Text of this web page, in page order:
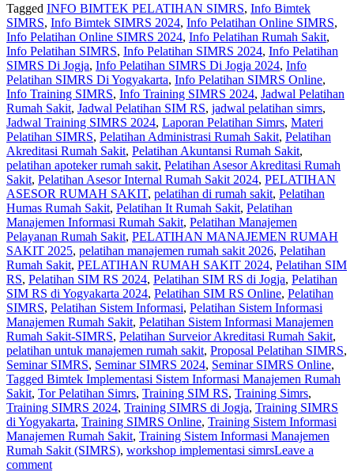
Tagged INFO BIMTEK PELATIHAN SIMRS, Info Bimtek
SIMRS, Info Bimtek SIMRS 2024, Info Pelatihan Online SIMRS,
Info Pelatihan Online SIMRS 2024, Info Pelatihan Rumah Sakit,
Info Pelatihan SIMRS, Info Pelatihan SIMRS 2024, Info Pelatihan
SIMRS Di Jogja, Info Pelatihan SIMRS Di Jogja 2024, Info
Pelatihan SIMRS Di Yogyakarta, Info Pelatihan SIMRS Online,
Info Training SIMRS, Info Training SIMRS 2024, Jadwal Pelatihan
Rumah Sakit, Jadwal Pelatihan SIM RS, jadwal pelatihan simrs,
Jadwal Training SIMRS 2024, Laporan Pelatihan Simrs, Materi
Pelatihan SIMRS, Pelatihan Administrasi Rumah Sakit, Pelatihan
Akreditasi Rumah Sakit, Pelatihan Akuntansi Rumah Sakit,
pelatihan apoteker rumah sakit, Pelatihan Asesor Akreditasi Rumah
Sakit, Pelatihan Asesor Internal Rumah Sakit 2024, PELATIHAN
ASESOR RUMAH SAKIT, pelatihan di rumah sakit, Pelatihan
Humas Rumah Sakit, Pelatihan It Rumah Sakit, Pelatihan
Manajemen Informasi Rumah Sakit, Pelatihan Manajemen
Pelayanan Rumah Sakit, PELATIHAN MANAJEMEN RUMAH
SAKIT 2025, pelatihan manajemen rumah sakit 2026, Pelatihan
Rumah Sakit‎, PELATIHAN RUMAH SAKIT 2024, Pelatihan SIM
RS, Pelatihan SIM RS 2024, Pelatihan SIM RS di Jogja, Pelatihan
SIM RS di Yogyakarta 2024, Pelatihan SIM RS Online, Pelatihan
SIMRS, Pelatihan Sistem Informasi, Pelatihan Sistem Informasi
Manajemen Rumah Sakit, Pelatihan Sistem Informasi Manajemen
Rumah Sakit-SIMRS, Pelatihan Surveior Akreditasi Rumah Sakit,
pelatihan untuk manajemen rumah sakit, Proposal Pelatihan SIMRS,
Seminar SIMRS, Seminar SIMRS 2024, Seminar SIMRS Online,
Tagged Bimtek Implementasi Sistem Informasi Manajemen Rumah
Sakit, Tor Pelatihan Simrs, Training SIM RS, Training Simrs,
Training SIMRS 2024, Training SIMRS di Jogja, Training SIMRS
di Yogyakarta, Training SIMRS Online, Training Sistem Informasi
Manajemen Rumah Sakit, Training Sistem Informasi Manajemen
Rumah Sakit (SIMRS), workshop implementasi simrsLeave a
comment